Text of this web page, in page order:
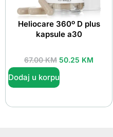
Heliocare 360º D plus
kapsule a30
67.00KM 50.25 KM
Dodaj u korpu